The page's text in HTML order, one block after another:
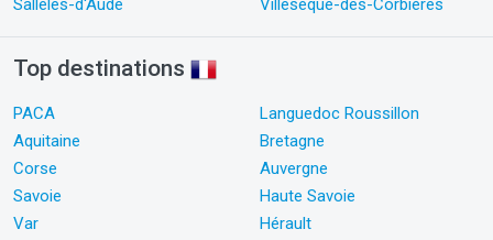
Sallèles-d'Aude
Villesèque-des-Corbières
Top destinations
PACA
Languedoc Roussillon
Aquitaine
Bretagne
Corse
Auvergne
Savoie
Haute Savoie
Var
Hérault